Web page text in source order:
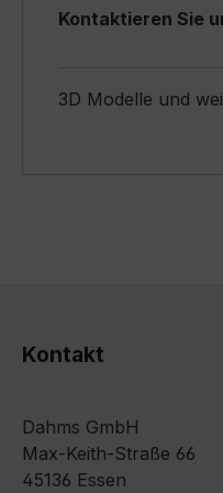
Kontaktieren Sie
3D Modelle und
Kontakt
Dahms GmbH
Max-Keith-Straße 66
45136 Essen